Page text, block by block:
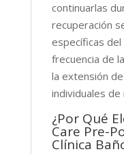
continuarlas
recuperación
específicas del
frecuencia de
la extensión
individuales de
¿Por Qué
Care Pre-
Clínica